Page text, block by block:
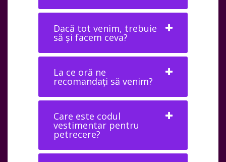
Dacă tot venim, trebuie
să și facem ceva?
La ce oră ne
recomandați să venim?
Care este codul
vestimentar pentru
petrecere?